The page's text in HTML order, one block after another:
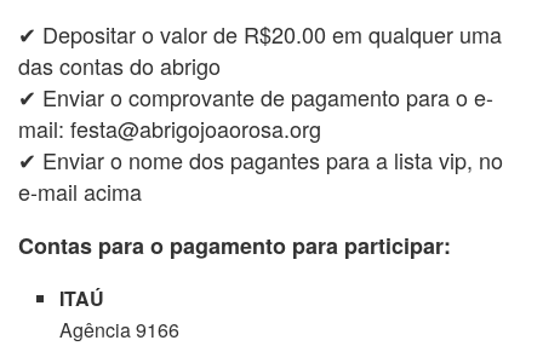
✔ Depositar o valor de R$20.00 em qualquer uma
das contas do abrigo
✔ Enviar o comprovante de pagamento para o e-
mail: festa@abrigojoaorosa.org
✔ Enviar o nome dos pagantes para a lista vip, no
e-mail acima
Contas para o pagamento para participar:
ITAÚ
Agência 9166